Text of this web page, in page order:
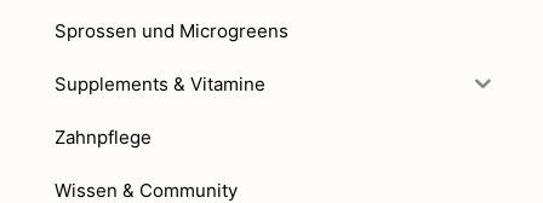
Sprossen und Microgreens
Supplements & Vitamine
Zahnpflege
Wissen & Community